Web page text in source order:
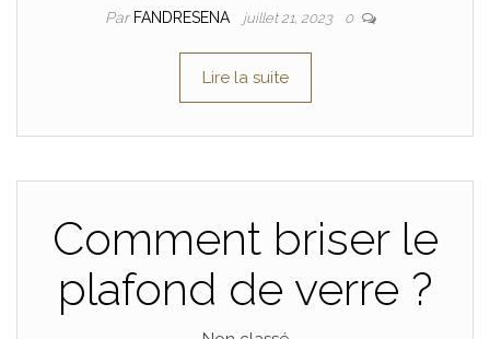
Par FANDRESENA juillet 21, 2023 0
Lire la suite
Comment briser le
plafond de verre ?